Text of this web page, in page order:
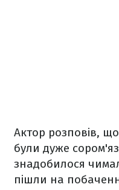
Актор розповів, що
були дуже
знадобилося
пішли на